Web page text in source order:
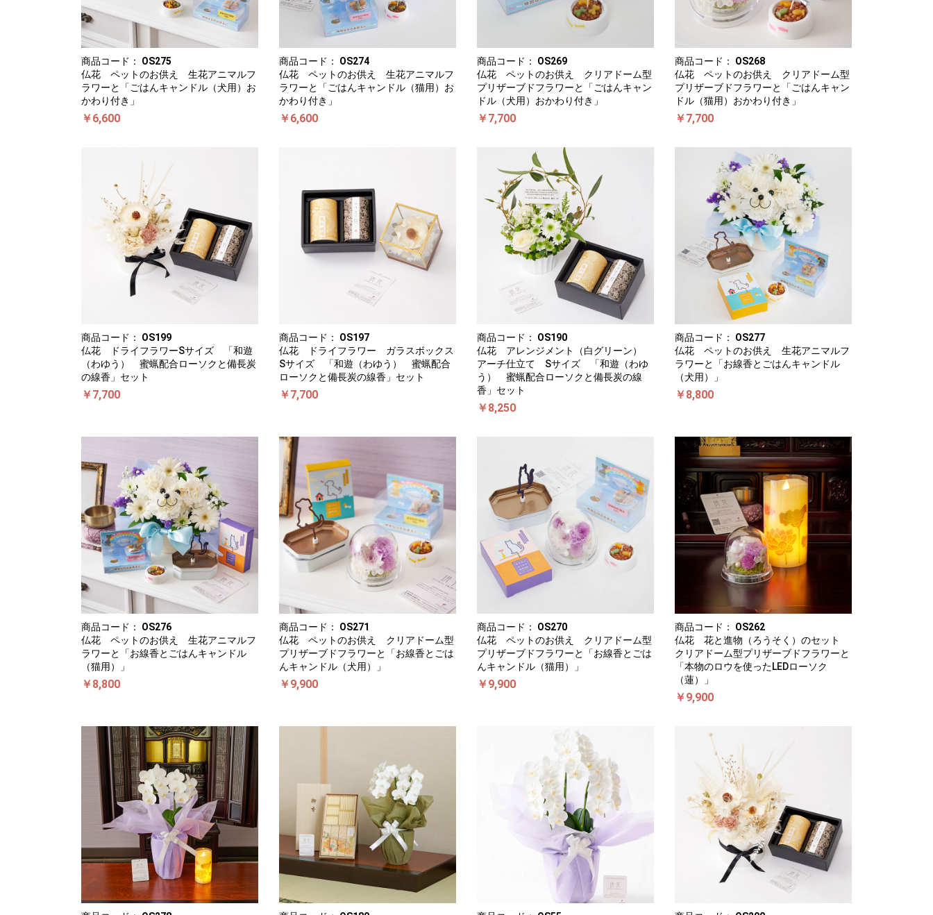
商品コード： OS275
仏花 ペットのお供え 生花アニマルフ
ラワーと「ごはんキャンドル（犬用）お
かわり付き」
￥6,600
商品コード： OS274
仏花 ペットのお供え 生花アニマルフ
ラワーと「ごはんキャンドル（猫用）お
かわり付き」
￥6,600
商品コード： OS269
仏花 ペットのお供え クリアドーム型
プリザーブドフラワーと「ごはんキャン
ドル（犬用）おかわり付き」
￥7,700
商品コード： OS268
仏花 ペットのお供え クリアドーム型
プリザーブドフラワーと「ごはんキャン
ドル（猫用）おかわり付き」
￥7,700
商品コード： OS199
仏花 ドライフラワーSサイズ 「和遊
（わゆう） 蜜蝋配合ローソクと備長炭
の線香」セット
￥7,700
商品コード： OS197
仏花 ドライフラワー ガラスボックス
Sサイズ 「和遊（わゆう） 蜜蝋配合
ローソクと備長炭の線香」セット
￥7,700
商品コード： OS190
仏花 アレンジメント（白グリーン）
アーチ仕立て Sサイズ 「和遊（わゆ
う） 蜜蝋配合ローソクと備長炭の線
香」セット
￥8,250
商品コード： OS277
仏花 ペットのお供え 生花アニマルフ
ラワーと「お線香とごはんキャンドル
（犬用）」
￥8,800
商品コード： OS276
仏花 ペットのお供え 生花アニマルフ
ラワーと「お線香とごはんキャンドル
（猫用）」
￥8,800
商品コード： OS271
仏花 ペットのお供え クリアドーム型
プリザーブドフラワーと「お線香とごは
んキャンドル（犬用）」
￥9,900
商品コード： OS270
仏花 ペットのお供え クリアドーム型
プリザーブドフラワーと「お線香とごは
んキャンドル（猫用）」
￥9,900
商品コード： OS262
仏花 花と進物（ろうそく）のセット
クリアドーム型プリザーブドフラワーと
「本物のロウを使ったLEDローソク
（蓮）」
￥9,900